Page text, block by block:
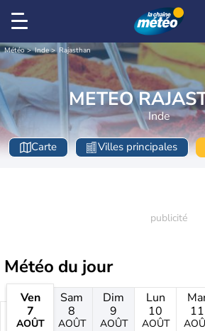
Météo Inde Rajasthan
METEO
Inde
Carte Villes principales
Météo du jour
Ven
7
AOÛT
Sam
8
AOÛT
Dim
9
AOÛT
Lun
10
AOÛT
11